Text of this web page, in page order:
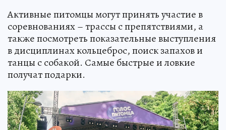
Активные питомцы могут принять участие в
соревнованиях – трассы с препятствиями, а
также посмотреть показательные выступления
в дисциплинах кольцеброс, поиск запахов и
танцы с собакой. Самые быстрые и ловкие
получат подарки.